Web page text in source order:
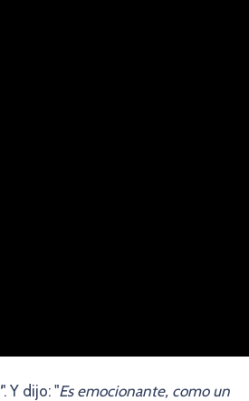
". Y dijo: "Es emocionante, como un